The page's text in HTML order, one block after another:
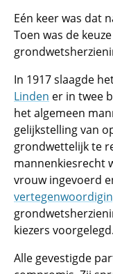
Eén keer was dat
Toen was de
In 1917 slaagde
Linden er in twee
het algemeen
gelijkstelling van
grondwettelijk te
mannenkiesrecht
vrouw ingevoerd
kiezers voorgelegd.
Alle gevestigde